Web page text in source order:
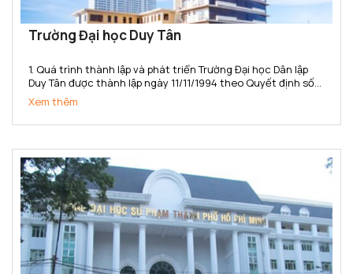
Trường Đại học Duy Tân
1. Quá trình thành lập và phát triển Trường Đại học Dân lập
Duy Tân được thành lập ngày 11/11/1994 theo Quyết định số
666/TTg của Thủ tướng Chính phủ. Năm 2015, Trường đã
chuyển đổi sang loại hình Tư thục theo...
Xem thêm